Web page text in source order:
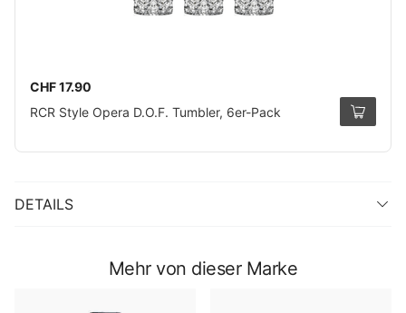
CHF 17.90
RCR Style Opera D.O.F. Tumbler, 6er-Pack
DETAILS
Mehr von dieser Marke